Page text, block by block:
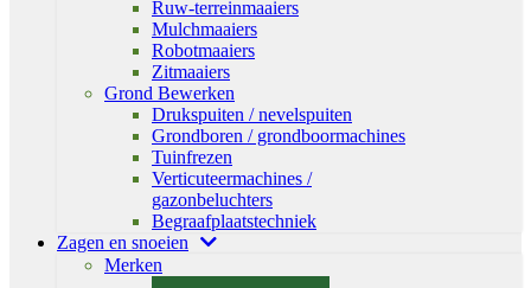
Ruw-terreinmaaiers
Mulchmaaiers
Robotmaaiers
Zitmaaiers
Grond Bewerken
Drukspuiten / nevelspuiten
Grondboren / grondboormachines
Tuinfrezen
Verticuteermachines /
gazonbeluchters
Begraafplaatstechniek
Zagen en snoeien
Merken